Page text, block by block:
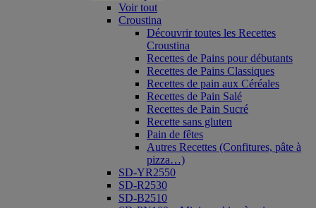
Voir tout
Croustina
Découvrir toutes les Recettes
Croustina
Recettes de Pains pour débutants
Recettes de Pains Classiques
Recettes de pain aux Céréales
Recettes de Pain Salé
Recettes de Pain Sucré
Recette sans gluten
Pain de fêtes
Autres Recettes (Confitures, pâte à
pizza…)
SD-YR2550
SD-R2530
SD-B2510